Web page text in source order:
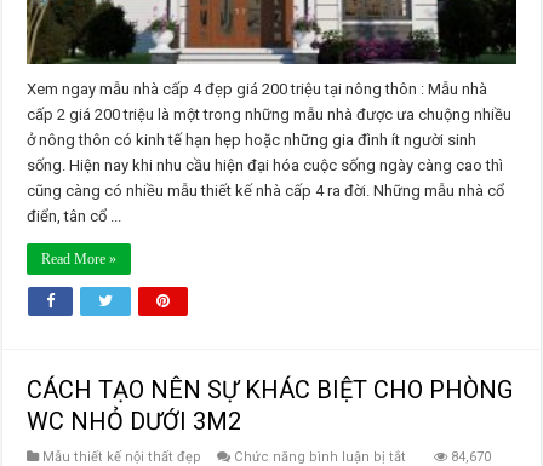
Xem ngay mẫu nhà cấp 4 đẹp giá 200 triệu tại nông thôn : Mẫu nhà
cấp 2 giá 200 triệu là một trong những mẫu nhà được ưa chuộng nhiều
ở nông thôn có kinh tế hạn hẹp hoặc những gia đình ít người sinh
sống. Hiện nay khi nhu cầu hiện đại hóa cuộc sống ngày càng cao thì
cũng càng có nhiều mẫu thiết kế nhà cấp 4 ra đời. Những mẫu nhà cổ
điển, tân cổ ...
Read More »
CÁCH TẠO NÊN SỰ KHÁC BIỆT CHO PHÒNG
WC NHỎ DƯỚI 3M2
Mẫu thiết kế nội thất đẹp Chức năng bình luận bị tắt 84,670